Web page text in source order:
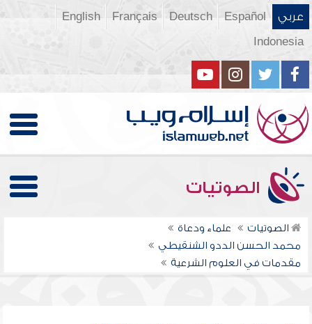
عربي Español
Deutsch
Français
English
Indonesia
الصوتيات
الصوتيات
علماء ودعاة
محمد الحسن الددو الشنقيطي
مقدمات في العلوم الشرعية